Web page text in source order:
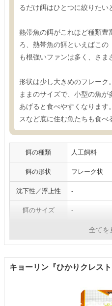
るだけ餌はひとつに絞りたい
熱帯魚の餌がこれほど種類豊
ろ、熱帯魚の餌といえばこ
も根強いファンは多く、さま
形状は少し大きめのフレーク
ままのサイズで、小型の魚が
あげると食べやすくなります
スなど底に住む魚たちも食べ
餌の種類 人工飼料
餌の形状 フレーク状
沈下性／浮上性 -
餌のサイズ -
すべて全てを
キョーリン『ひかりクレスト